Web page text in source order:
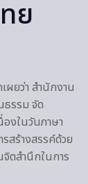
ย
ผยว่า สำนักงาน
ธรรม จัด
งในวันภาษา
สร้างสรรค์ด้วย
ตสำนึกในการ